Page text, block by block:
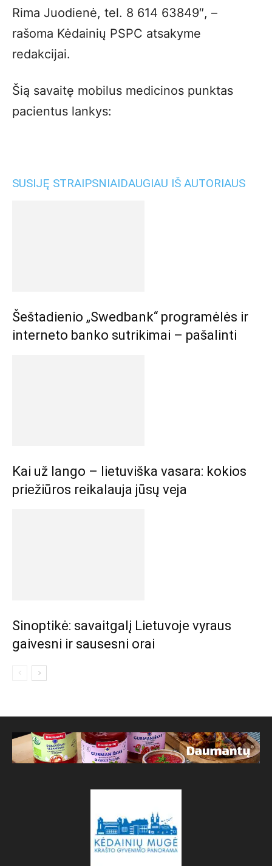
Rima Juodienė, tel. 8 614 63849″, –
rašoma Kėdainių PSPC atsakyme
redakcijai.
Šią savaitę mobilus medicinos punktas
pacientus lankys:
SUSIJĘ STRAIPSNIAIDAUGIAU IŠ AUTORIAUS
Šeštadienio „Swedbank“ programėlės ir
interneto banko sutrikimai – pašalinti
Kai už lango – lietuviška vasara: kokios
priežiūros reikalauja jūsų veja
Sinoptikė: savaitgalį Lietuvoje vyraus
gaivesni ir sausesni orai